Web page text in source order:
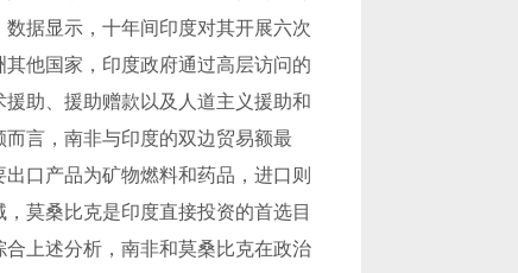
据显示，十年间印度对其开展六次
他国家，印度政府通过高层访问的
助、援助赠款以及人道主义援助和
言，南非与印度的双边贸易额最
口产品为矿物燃料和药品，进口则
莫桑比克是印度直接投资的首选目
上述分析，南非和莫桑比克在政治